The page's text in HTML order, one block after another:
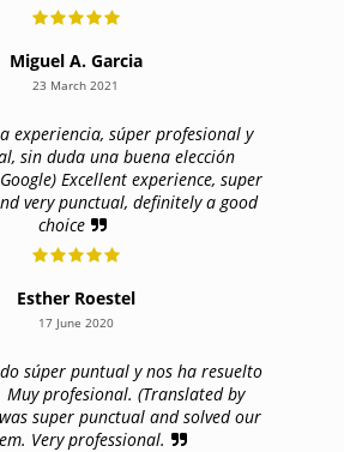
Miguel A. Garcia
23 March 2021
experiencia, súper profesional y
sin duda una buena elección
Excellent experience, super
very punctual, definitely a good
choice
Esther Roestel
17 June 2020
súper puntual y nos ha resuelto
profesional. (Translated by
super punctual and solved our
Very professional.